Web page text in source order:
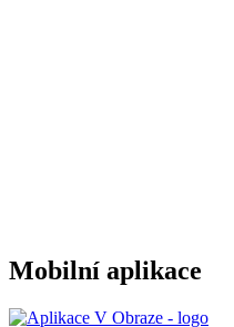
Mobilní aplikace